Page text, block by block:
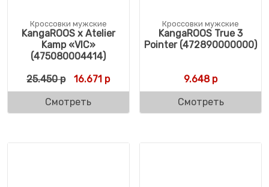
Кроссовки мужские
KangaROOS x Atelier
Kamp «VIC»
(475080004414)
25.450р Первоначальная цена составляла 25.450
16.671 рТекущая цена: 16.671 р.
Смотреть
Кроссовки мужские
KangaROOS True 3
Pointer (472890000000)
9.648р
Смотреть